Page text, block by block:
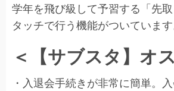
学年を飛び級して予習する「先
タッチで行う機能がついています
＜【サブスタ】オ
・入退会手続きが非常に簡単。